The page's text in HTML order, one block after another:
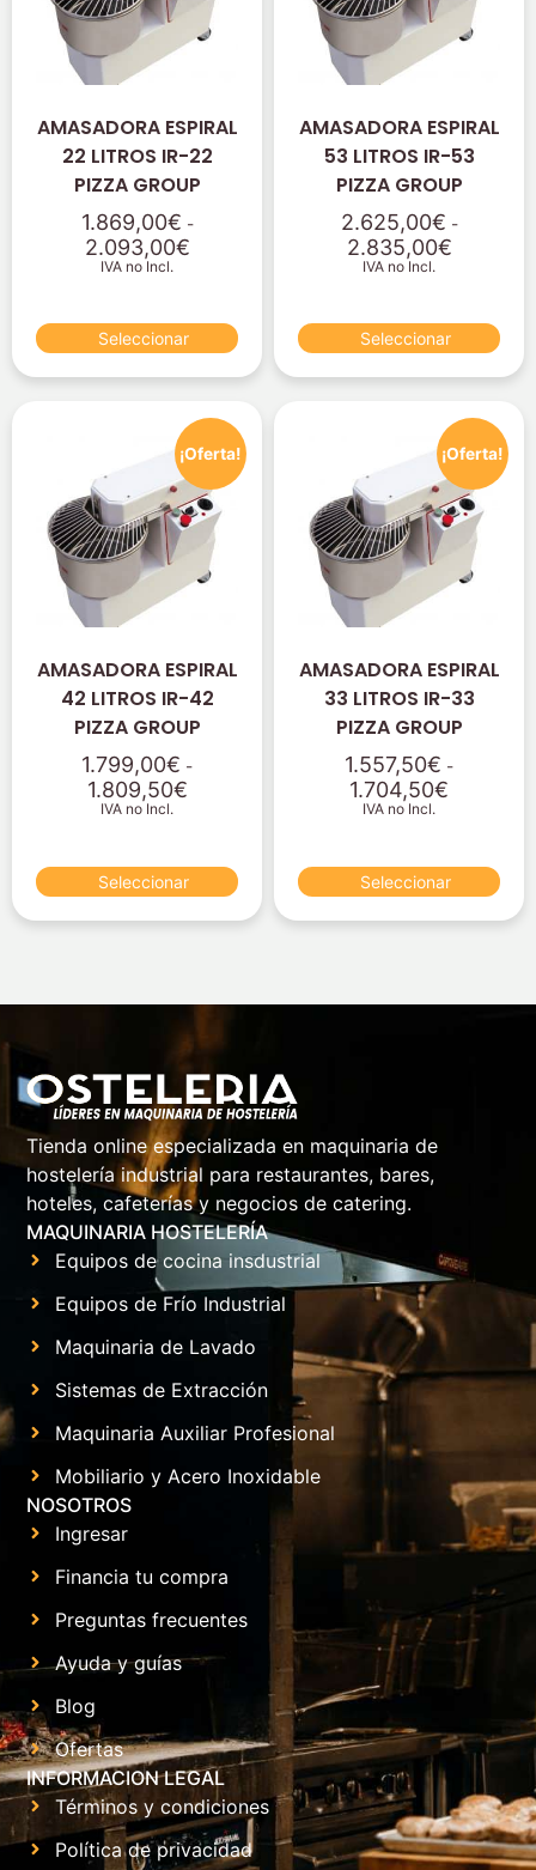
AMASADORA ESPIRAL
22 LITROS IR-22
PIZZA GROUP
1.869,00€ -
2.093,00€
IVA no Incl.
Seleccionar
AMASADORA ESPIRAL
53 LITROS IR-53
PIZZA GROUP
2.625,00€ -
2.835,00€
IVA no Incl.
Seleccionar
¡Oferta!
AMASADORA ESPIRAL
42 LITROS IR-42
PIZZA GROUP
1.799,00€ -
1.809,50€
IVA no Incl.
Seleccionar
¡Oferta!
AMASADORA ESPIRAL
33 LITROS IR-33
PIZZA GROUP
1.557,50€ -
1.704,50€
IVA no Incl.
Seleccionar
Tienda online especializada en maquinaria de
hostelería industrial para restaurantes, bares,
hoteles, cafeterías y negocios de catering.
MAQUINARIA HOSTELERÍA
Equipos de cocina insdustrial
Equipos de Frío Industrial
Maquinaria de Lavado
Sistemas de Extracción
Maquinaria Auxiliar Profesional
Mobiliario y Acero Inoxidable
NOSOTROS
Ingresar
Financia tu compra
Preguntas frecuentes
Ayuda y guías
Blog
Ofertas
INFORMACION LEGAL
Términos y condiciones
Política de privacidad